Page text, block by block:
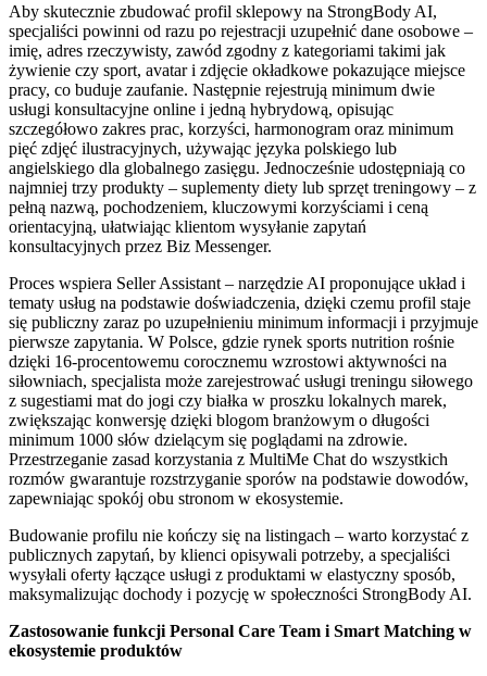
Aby skutecznie zbudować profil sklepowy na StrongBody AI,
specjaliści powinni od razu po rejestracji uzupełnić dane osobowe –
imię, adres rzeczywisty, zawód zgodny z kategoriami takimi jak
żywienie czy sport, avatar i zdjęcie okładkowe pokazujące miejsce
pracy, co buduje zaufanie. Następnie rejestrują minimum dwie
usługi konsultacyjne online i jedną hybrydową, opisując
szczegółowo zakres prac, korzyści, harmonogram oraz minimum
pięć zdjęć ilustracyjnych, używając języka polskiego lub
angielskiego dla globalnego zasięgu. Jednocześnie udostępniają co
najmniej trzy produkty – suplementy diety lub sprzęt treningowy – z
pełną nazwą, pochodzeniem, kluczowymi korzyściami i ceną
orientacyjną, ułatwiając klientom wysyłanie zapytań
konsultacyjnych przez Biz Messenger.
Proces wspiera Seller Assistant – narzędzie AI proponujące układ i
tematy usług na podstawie doświadczenia, dzięki czemu profil staje
się publiczny zaraz po uzupełnieniu minimum informacji i przyjmuje
pierwsze zapytania. W Polsce, gdzie rynek sports nutrition rośnie
dzięki 16-procentowemu corocznemu wzrostowi aktywności na
siłowniach, specjalista może zarejestrować usługi treningu siłowego
z sugestiami mat do jogi czy białka w proszku lokalnych marek,
zwiększając konwersję dzięki blogom branżowym o długości
minimum 1000 słów dzielącym się poglądami na zdrowie.
Przestrzeganie zasad korzystania z MultiMe Chat do wszystkich
rozmów gwarantuje rozstrzyganie sporów na podstawie dowodów,
zapewniając spokój obu stronom w ekosystemie.
Budowanie profilu nie kończy się na listingach – warto korzystać z
publicznych zapytań, by klienci opisywali potrzeby, a specjaliści
wysyłali oferty łączące usługi z produktami w elastyczny sposób,
maksymalizując dochody i pozycję w społeczności StrongBody AI.
Zastosowanie funkcji Personal Care Team i Smart Matching w
ekosystemie produktów